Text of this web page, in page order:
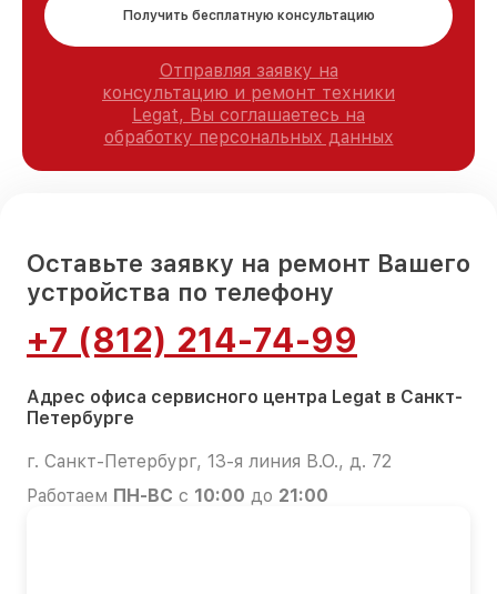
Получить бесплатную консультацию
Отправляя заявку на
консультацию и ремонт техники
Legat, Вы соглашаетесь на
обработку персональных данных
Оставьте заявку на ремонт Вашего
устройства по телефону
+7 (812) 214-74-99
Адрес офиса сервисного центра Legat в Санкт-
Петербурге
г. Санкт-Петербург, 13-я линия В.О., д. 72
Работаем ПН-ВС с 10:00 до 21:00